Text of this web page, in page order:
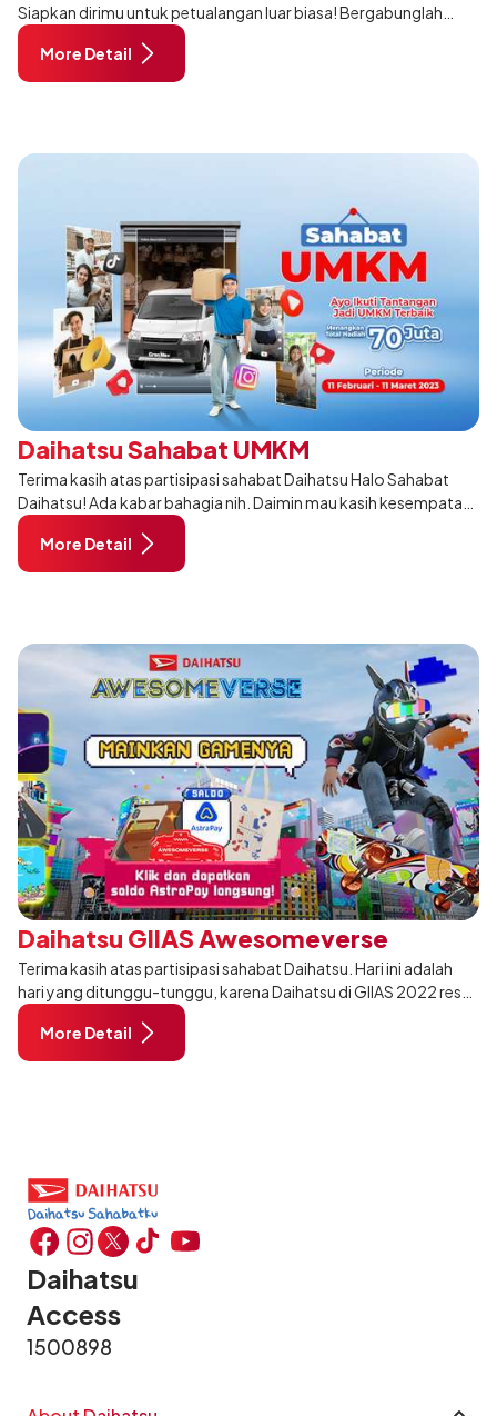
Siapkan dirimu untuk petualangan luar biasa! Bergabunglah
dengan Daihatsu Terios 7 Wonders dan temukan kekuatan
tersembunyi dalam dirimu. Ba
More Detail
Daihatsu Sahabat UMKM
Terima kasih atas partisipasi sahabat Daihatsu Halo Sahabat
Daihatsu! Ada kabar bahagia nih. Daimin mau kasih kesempatan
buat kamu yang sedang ngembangin bisnis UMKM kamu dengan
ikutan "Daihatsu Sahab
More Detail
Daihatsu GIIAS Awesomeverse
Terima kasih atas partisipasi sahabat Daihatsu. Hari ini adalah
hari yang ditunggu-tunggu, karena Daihatsu di GIIAS 2022 resmi
dibuka. Buat Sahabat yang ingin ikut keseruannya, segera
kunjungi booth D
More Detail
Daihatsu
Access
1500898